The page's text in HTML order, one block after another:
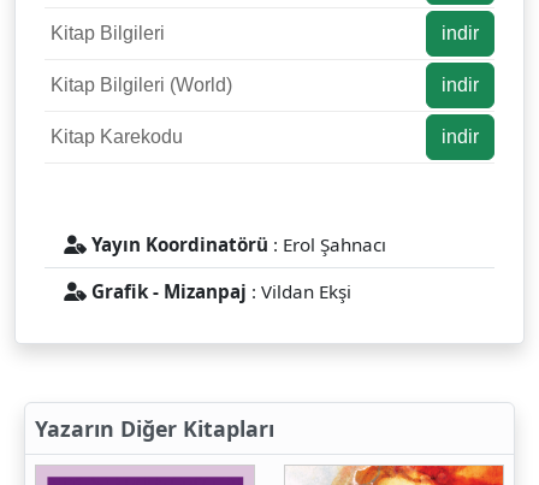
Kitap Bilgileri indir
Kitap Bilgileri (World) indir
Kitap Karekodu indir
Yayın Koordinatörü : Erol Şahnacı
Grafik - Mizanpaj : Vildan Ekşi
Yazarın Diğer Kitapları